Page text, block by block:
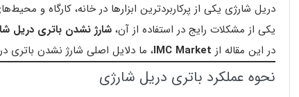
دریل شارژی یکی از پرکاربردترین ابزارها در خانه، کارگاه و
یکی از مشکلات رایج در استفاده از آن،شارژ نشدن باتری دریل
در این مقاله از IMC Market، ما دلایل اصلی شارژ نشدن باتری
نحوه عملکرد باتری دریل شارژی